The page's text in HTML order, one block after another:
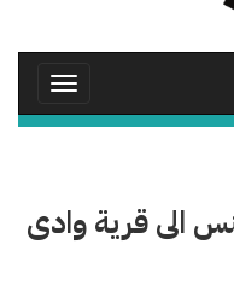
Toggle
الى قرية وادى